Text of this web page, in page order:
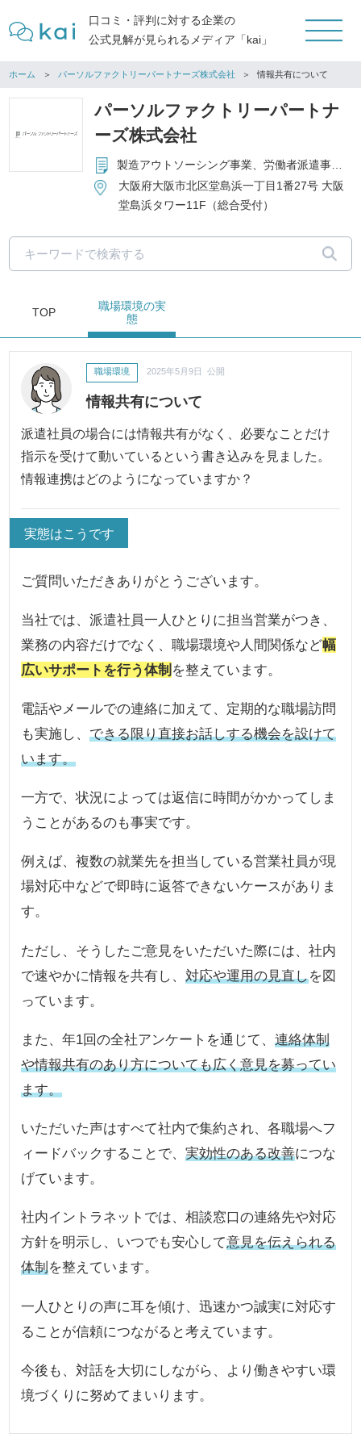
口コミ・評判に対する企業の
公式見解が見られるメディア「kai」
ホーム パーソルファクトリーパートナーズ株式会社 情報共有について
パーソルファクトリーパートナ
ーズ株式会社
製造アウトソーシング事業、労働者派遣事業、有料職業紹介事業
大阪府大阪市北区堂島浜一丁目1番27号 大阪
堂島浜タワー11F（総合受付）
TOP
職場環境の実
態
情報共有について
職場環境 2025年5月9日 公開
派遣社員の場合には情報共有がなく、必要なことだけ
指示を受けて動いているという書き込みを見ました。
情報連携はどのようになっていますか？
実態はこうです
ご質問いただきありがとうございます。
当社では、派遣社員一人ひとりに担当営業がつき、
業務の内容だけでなく、職場環境や人間関係など幅
広いサポートを行う体制 を整えています。
電話やメールでの連絡に加えて、定期的な職場訪問
も実施し、できる限り直接お話しする機会を設けて
います。
一方で、状況によっては返信に時間がかかってしま
うことがあるのも事実です。
例えば、複数の就業先を担当している営業社員が現
場対応中などで即時に返答できないケースがありま
す。
ただし、そうしたご意見をいただいた際には、社内
で速やかに情報を共有し、対応や運用の見直しを図
っています。
また、年1回の全社アンケートを通じて、連絡体制
や情報共有のあり方についても広く意見を募ってい
ます。
いただいた声はすべて社内で集約され、各職場へフ
ィードバックすることで、実効性のある改善につな
げています。
社内イントラネットでは、相談窓口の連絡先や対応
方針を明示し、いつでも安心して意見を伝えられる
体制を整えています。
一人ひとりの声に耳を傾け、迅速かつ誠実に対応す
ることが信頼につながると考えています。
今後も、対話を大切にしながら、より働きやすい環
境づくりに努めてまいります。